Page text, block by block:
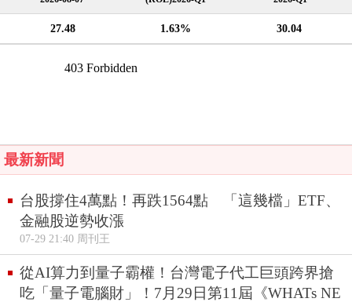
27.48 1.63% 30.04
最新新聞
台股撐住4萬點！再跌1564點 「這幾檔」ETF、
金融股逆勢收漲
07-29 21:40 周刊王
從AI算力到量子霸權！台灣電子代工巨頭跨界搶
吃「量子電腦財」！7月29日第11屆《WHATs NE